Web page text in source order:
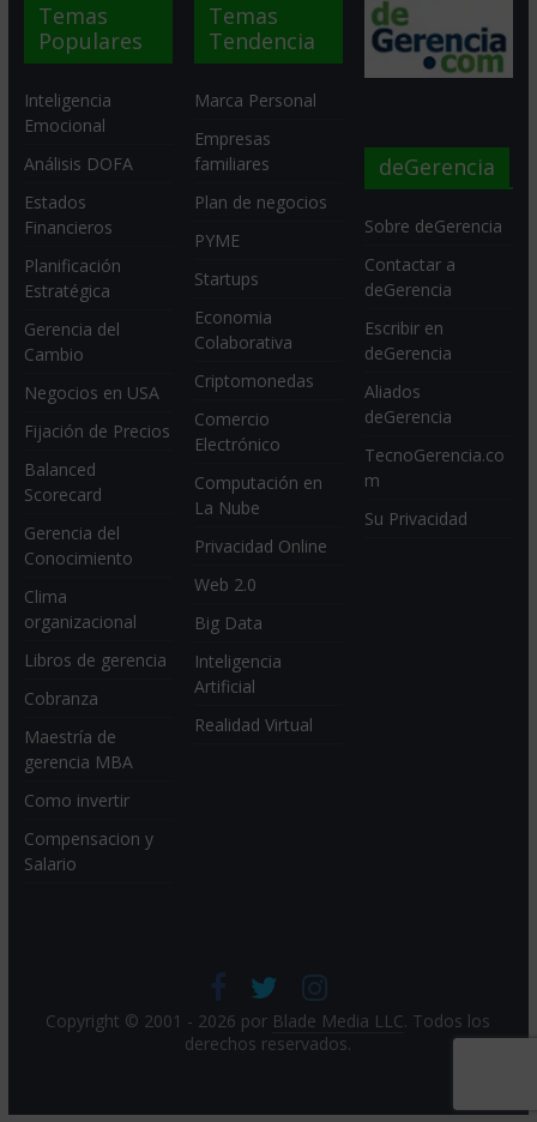
Temas
Populares
Inteligencia
Emocional
Análisis DOFA
Estados
Financieros
Planificación
Estratégica
Gerencia del
Cambio
Negocios en USA
Fijación de Precios
Balanced
Scorecard
Gerencia del
Conocimiento
Clima
organizacional
Libros de gerencia
Cobranza
Maestría de
gerencia MBA
Como invertir
Compensacion y
Salario
Temas
Tendencia
Marca Personal
Empresas
familiares
Plan de negocios
PYME
Startups
Economia
Colaborativa
Criptomonedas
Comercio
Electrónico
Computación en
La Nube
Privacidad Online
Web 2.0
Big Data
Inteligencia
Artificial
Realidad Virtual
deGerencia
Sobre deGerencia
Contactar a
deGerencia
Escribir en
deGerencia
Aliados
deGerencia
TecnoGerencia.co
m
Su Privacidad
Copyright © 2001 - 2026 por Blade Media LLC. Todos los
derechos reservados.